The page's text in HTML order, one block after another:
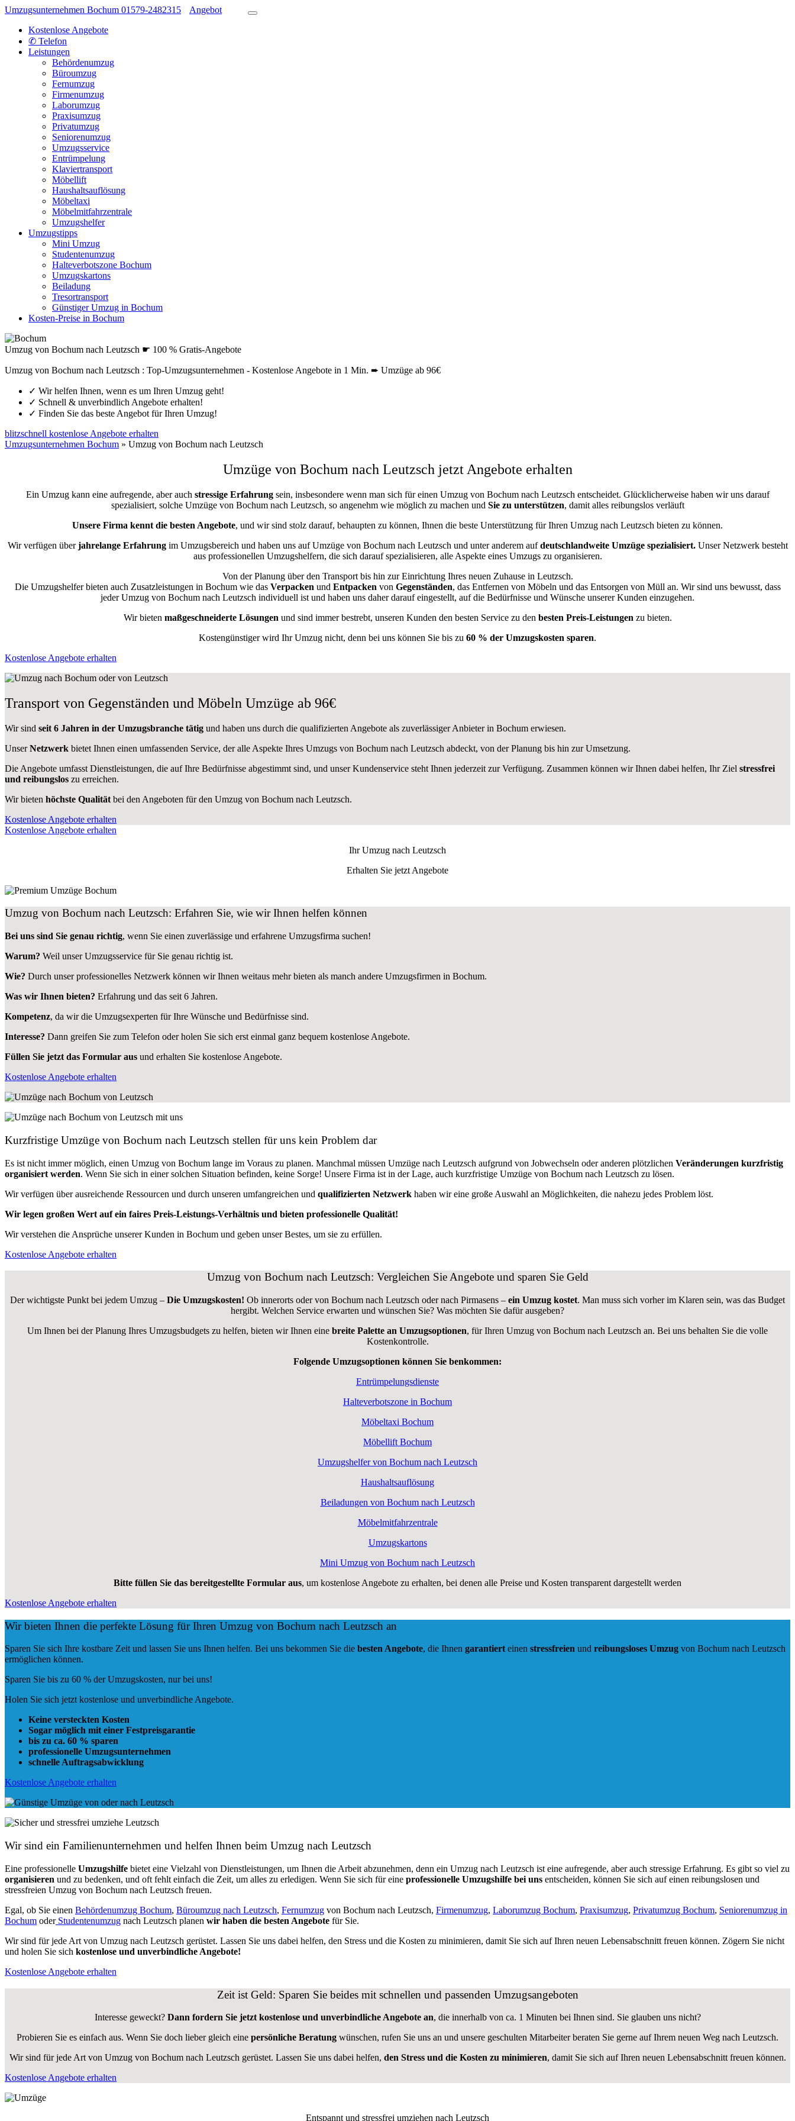
Umzugsunternehmen Bochum 01579-2482315
Angebot
Kostenlose Angebote
✆ Telefon
Leistungen
Behördenumzug
Büroumzug
Fernumzug
Firmenumzug
Laborumzug
Praxisumzug
Privatumzug
Seniorenumzug
Umzugsservice
Entrümpelung
Klaviertransport
Möbellift
Haushaltsauflösung
Möbeltaxi
Möbelmitfahrzentrale
Umzugshelfer
Umzugstipps
Mini Umzug
Studentenumzug
Halteverbotszone Bochum
Umzugskartons
Beiladung
Tresortransport
Günstiger Umzug in Bochum
Kosten-Preise in Bochum
Umzug von Bochum nach Leutzsch ☛ 100 % Gratis-Angebote
Umzug von Bochum nach Leutzsch : Top-Umzugsunternehmen - Kostenlose Angebote in 1 Min. ➨ Umzüge ab 96€
✓ Wir helfen Ihnen, wenn es um Ihren Umzug geht!
✓ Schnell & unverbindlich Angebote erhalten!
✓ Finden Sie das beste Angebot für Ihren Umzug!
blitzschnell kostenlose Angebote erhalten
Umzugsunternehmen Bochum » Umzug von Bochum nach Leutzsch
Umzüge von Bochum nach Leutzsch jetzt Angebote erhalten
Ein Umzug kann eine aufregende, aber auch stressige Erfahrungsein, insbesondere wenn man sich für einen Umzug von Bochum nach Leutzsch entscheidet. Glücklicherweise haben wir uns darauf
spezialisiert, solche Umzüge von Bochum nach Leutzsch, so angenehm wie möglich zu machen und Sie zu unterstützen, damit alles reibungslos verläuft
Unsere Firma kennt die besten Angebote, und wir sind stolz darauf, behaupten zu können, Ihnen die beste Unterstützung für Ihren Umzug nach Leutzsch bieten zu können.
Wir verfügen überjahrelange Erfahrungim Umzugsbereich und haben uns auf Umzüge von Bochum nach Leutzsch und unter anderem aufdeutschlandweite Umzüge spezialisiert.Unser Netzwerk besteht
aus professionellen Umzugshelfern, die sich darauf spezialisieren, alle Aspekte eines Umzugs zu organisieren.
Von der Planung über den Transport bis hin zur Einrichtung Ihres neuen Zuhause in Leutzsch.
Die Umzugshelfer bieten auch Zusatzleistungen in Bochum wie das Verpacken und Entpacken von Gegenständen, das Entfernen von Möbeln und das Entsorgen von Müll an. Wir sind uns bewusst, dass
jeder Umzug von Bochum nach Leutzsch individuell ist und haben uns daher darauf eingestellt, auf die Bedürfnisse und Wünsche unserer Kunden einzugehen.
Wir bieten maßgeschneiderte Lösungen und sind immer bestrebt, unseren Kunden den besten Service zu den besten Preis-Leistungen zu bieten.
Kostengünstiger wird Ihr Umzug nicht, denn bei uns können Sie bis zu 60 % der Umzugskosten sparen.
Kostenlose Angebote erhalten
Transport von Gegenständen und Möbeln Umzüge ab 96€
Wir sind seit 6 Jahren in der Umzugsbranche tätig und haben uns durch die qualifizierten Angebote als zuverlässiger Anbieter in Bochum erwiesen.
UnserNetzwerk bietet Ihnen einen umfassenden Service, der alle Aspekte Ihres Umzugs von Bochum nach Leutzsch abdeckt, von der Planung bis hin zur Umsetzung.
Die Angebote umfasst Dienstleistungen, die auf Ihre Bedürfnisse abgestimmt sind, und unser Kundenservice steht Ihnen jederzeit zur Verfügung. Zusammen können wir Ihnen dabei helfen, Ihr Ziel stressfrei
und reibungslos zu erreichen.
Wir bieten höchste Qualität bei den Angeboten für den Umzug von Bochum nach Leutzsch.
Kostenlose Angebote erhalten
Kostenlose Angebote erhalten
Ihr Umzug nach Leutzsch
Erhalten Sie jetzt Angebote
Umzug von Bochum nach Leutzsch: Erfahren Sie, wie wir Ihnen helfen können
Bei uns sind Sie genau richtig, wenn Sie einen zuverlässige und erfahrene Umzugsfirma suchen!
Warum? Weil unser Umzugsservice für Sie genau richtig ist.
Wie? Durch unser professionelles Netzwerk können wir Ihnen weitaus mehr bieten als manch andere Umzugsfirmen in Bochum.
Was wir Ihnen bieten? Erfahrung und das seit 6 Jahren.
Kompetenz, da wir die Umzugsexperten für Ihre Wünsche und Bedürfnisse sind.
Interesse? Dann greifen Sie zum Telefon oder holen Sie sich erst einmal ganz bequem kostenlose Angebote.
Füllen Sie jetzt das Formular aus und erhalten Sie kostenlose Angebote.
Kostenlose Angebote erhalten
Kurzfristige Umzüge von Bochum nach Leutzsch stellen für uns kein Problem dar
Es ist nicht immer möglich, einen Umzug von Bochum lange im Voraus zu planen. Manchmal müssen Umzüge nach Leutzsch aufgrund von Jobwechseln oder anderen plötzlichen Veränderungen kurzfristig
organisiert werden. Wenn Sie sich in einer solchen Situation befinden, keine Sorge! Unsere Firma ist in der Lage, auch kurzfristige Umzüge von Bochum nach Leutzsch zu lösen.
Wir verfügen über ausreichende Ressourcen und durch unseren umfangreichen und qualifizierten Netzwerk haben wir eine große Auswahl an Möglichkeiten, die nahezu jedes Problem löst.
Wir legen großen Wert auf ein faires Preis-Leistungs-Verhältnis und bieten professionelle Qualität!
Wir verstehen die Ansprüche unserer Kunden in Bochum und geben unser Bestes, um sie zu erfüllen.
Kostenlose Angebote erhalten
Umzug von Bochum nach Leutzsch: Vergleichen Sie Angebote und sparen Sie Geld
Der wichtigste Punkt bei jedem Umzug – Die Umzugskosten! Ob innerorts oder von Bochum nach Leutzsch oder nach Pirmasens – ein Umzug kostet. Man muss sich vorher im Klaren sein, was das Budget
hergibt. Welchen Service erwarten und wünschen Sie? Was möchten Sie dafür ausgeben?
Um Ihnen bei der Planung Ihres Umzugsbudgets zu helfen, bieten wir Ihnen eine breite Palette an Umzugsoptionen, für Ihren Umzug von Bochum nach Leutzsch an. Bei uns behalten Sie die volle
Kostenkontrolle.
Folgende Umzugsoptionen können Sie benkommen:
Entrümpelungsdienste
Halteverbotszone in Bochum
Möbeltaxi Bochum
Möbellift Bochum
Umzugshelfer von Bochum nach Leutzsch
Haushaltsauflösung
Beiladungen von Bochum nach Leutzsch
Möbelmitfahrzentrale
Umzugskartons
Mini Umzug von Bochum nach Leutzsch
Bitte füllen Sie das bereitgestellte Formular aus, um kostenlose Angebote zu erhalten, bei denen alle Preise und Kosten transparent dargestellt werden
Kostenlose Angebote erhalten
Wir bieten Ihnen die perfekte Lösung für Ihren Umzug von Bochum nach Leutzsch an
Sparen Sie sich Ihre kostbare Zeit und lassen Sie uns Ihnen helfen. Bei uns bekommen Sie die besten Angebote, die Ihnen garantiert einen stressfreien und reibungsloses Umzug von Bochum nach Leutzsch
ermöglichen können.
Sparen Sie bis zu 60 % der Umzugskosten, nur bei uns!
Holen Sie sich jetzt kostenlose und unverbindliche Angebote.
Keine versteckten Kosten
Sogar möglich mit einer Festpreisgarantie
bis zu ca. 60 % sparen
professionelle Umzugsunternehmen
schnelle Auftragsabwicklung
Kostenlose Angebote erhalten
Wir sind ein Familienunternehmen und helfen Ihnen beim Umzug nach Leutzsch
Eine professionelle Umzugshilfe bietet eine Vielzahl von Dienstleistungen, um Ihnen die Arbeit abzunehmen, denn ein Umzug nach Leutzsch ist eine aufregende, aber auch stressige Erfahrung. Es gibt so viel zu
organisieren und zu bedenken, und oft fehlt einfach die Zeit, um alles zu erledigen. Wenn Sie sich für eine professionelle Umzugshilfe bei uns entscheiden, können Sie sich auf einen reibungslosen und
stressfreien Umzug von Bochum nach Leutzsch freuen.
Egal, ob Sie einen Behördenumzug Bochum, Büroumzug nach Leutzsch, Fernumzug von Bochum nach Leutzsch, Firmenumzug, Laborumzug Bochum, Praxisumzug, Privatumzug Bochum, Seniorenumzug in
Bochum oderStudentenumzug nach Leutzsch planen wir haben die besten Angebote für Sie.
Wir sind für jede Art von Umzug nach Leutzsch gerüstet. Lassen Sie uns dabei helfen, den Stress und die Kosten zu minimieren, damit Sie sich auf Ihren neuen Lebensabschnitt freuen können. Zögern Sie nicht
und holen Sie sich kostenlose und unverbindliche Angebote!
Kostenlose Angebote erhalten
Zeit ist Geld: Sparen Sie beides mit schnellen und passenden Umzugsangeboten
Interesse geweckt? Dann fordern Sie jetzt kostenlose und unverbindliche Angebote an, die innerhalb von ca. 1 Minuten bei Ihnen sind. Sie glauben uns nicht?
Probieren Sie es einfach aus. Wenn Sie doch lieber gleich eine persönliche Beratung wünschen, rufen Sie uns an und unsere geschulten Mitarbeiter beraten Sie gerne auf Ihrem neuen Weg nach Leutzsch.
Wir sind für jede Art von Umzug von Bochum nach Leutzsch gerüstet. Lassen Sie uns dabei helfen, den Stress und die Kosten zu minimieren, damit Sie sich auf Ihren neuen Lebensabschnitt freuen können.
Kostenlose Angebote erhalten
Entspannt und stressfrei umziehen nach Leutzsch